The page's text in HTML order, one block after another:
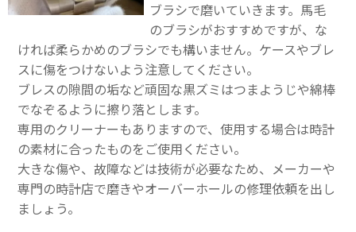
ブラシで磨いていきます。馬毛
のブラシがおすすめですが、な
ければ柔らかめのブラシでも構いません。ケースやブレ
スに傷をつけないよう注意してください。
ブレスの隙間の垢など頑固な黒ズミはつまようじや綿棒
でなぞるように擦り落とします。
専用のクリーナーもありますので、使用する場合は時計
の素材に合ったものをご使用ください。
大きな傷や、故障などは技術が必要なため、メーカーや
専門の時計店で磨きやオーバーホールの修理依頼を出し
ましょう。